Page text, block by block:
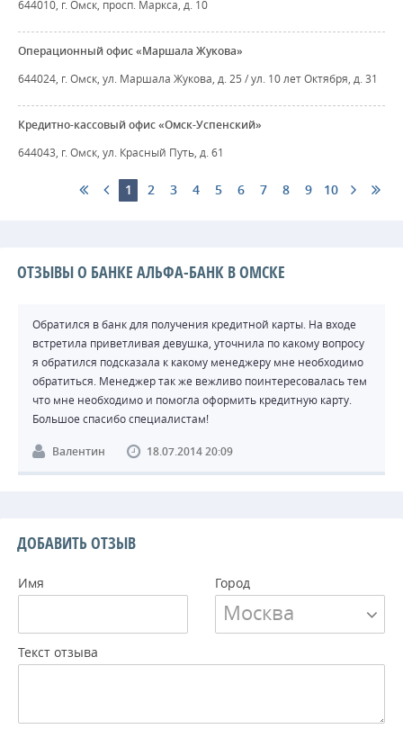
644010, г. Омск, просп. Маркса, д. 10
Операционный офис «Маршала Жукова»
644024, г. Омск, ул. Маршала Жукова, д. 25 / ул. 10 лет Октября, д. 31
Кредитно-кассовый офис «Омск-Успенский»
644043, г. Омск, ул. Красный Путь, д. 61
1 2 3 4 5 6 7 8 9 10
ОТЗЫВЫ О БАНКЕ АЛЬФА-БАНК В ОМСКЕ
Обратился в банк для получения кредитной карты. На входе
встретила приветливая девушка, уточнила по какому вопросу
я обратился подсказала к какому менеджеру мне необходимо
обратиться. Менеджер так же вежливо поинтересовалась тем
что мне необходимо и помогла оформить кредитную карту.
Большое спасибо специалистам!
Валентин 18.07.2014 20:09
ДОБАВИТЬ ОТЗЫВ
Имя Город
Москва
Текст отзыва